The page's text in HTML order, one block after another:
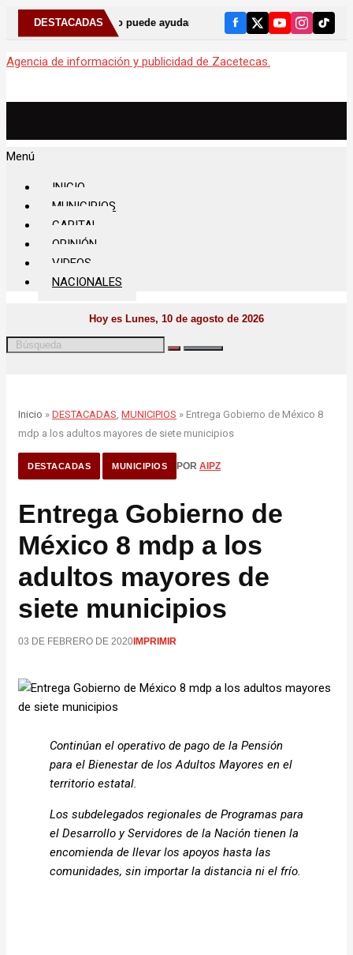
DESTACADAS
puede ayudar a detectar el bruxismo ⚠️ Anuncia
Agencia de información y publicidad de Zacetecas.
Menú
INICIO
MUNICIPIOS
CAPITAL
OPINIÓN
VIDEOS
NACIONALES
Hoy es Lunes, 10 de agosto de 2026
Inicio » DESTACADAS, MUNICIPIOS » Entrega Gobierno de México 8
mdp a los adultos mayores de siete municipios
DESTACADAS MUNICIPIOS POR AIPZ
Entrega Gobierno de
México 8 mdp a los
adultos mayores de
siete municipios
03 DE FEBRERO DE 2020IMPRIMIR
Continúan el operativo de pago de la Pensión
para el Bienestar de los Adultos Mayores en el
territorio estatal.
Los subdelegados regionales de Programas para
el Desarrollo y Servidores de la Nación tienen la
encomienda de llevar los apoyos hasta las
comunidades, sin importar la distancia ni el frío.